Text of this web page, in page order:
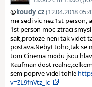
@koudy_cz(12.04.2018
me sedi vic nez 1st person,
1st person mod ztraci
salt,protoze neni tak videt
postava.Nebyt toho,tak se
tom Cinema modu jsou
Kaufman dost
sem poprve videl tohle
v=ZL9fnVtz_lc